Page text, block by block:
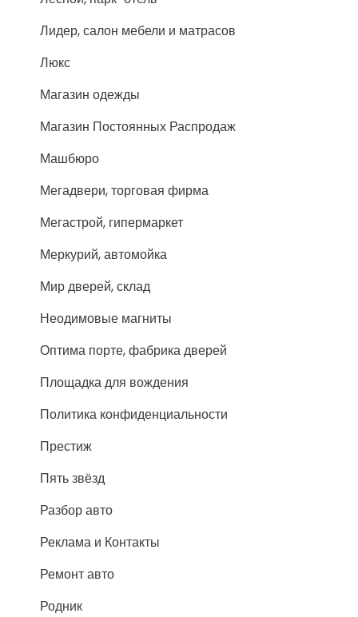
Лидер, салон мебели и матрасов
Люкс
Магазин одежды
Магазин Постоянных Распродаж
Машбюро
Мегадвери, торговая фирма
Мегастрой, гипермаркет
Меркурий, автомойка
Мир дверей, склад
Неодимовые магниты
Оптима порте, фабрика дверей
Площадка для вождения
Политика конфиденциальности
Престиж
Пять звёзд
Разбор авто
Реклама и Контакты
Ремонт авто
Родник